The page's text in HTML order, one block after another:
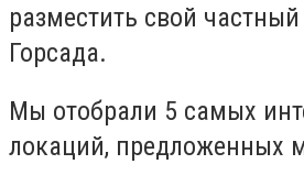
разместить свой частный
Горсада.
Мы отобрали 5 самых
локаций, предложенных